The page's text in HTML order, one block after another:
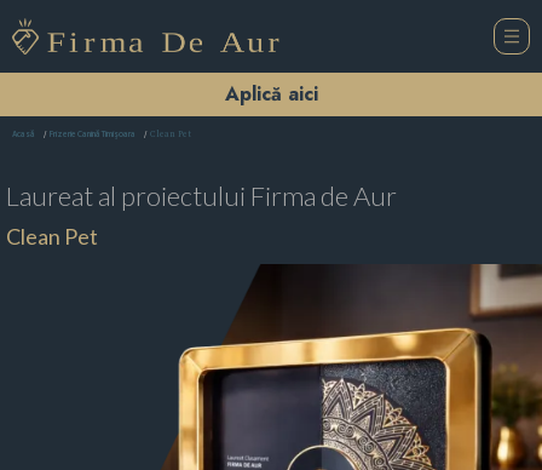
Aplică aici
Acasă Frizerie Canină Timişoara Clean Pet
Laureat al proiectului Firma de Aur
Clean Pet